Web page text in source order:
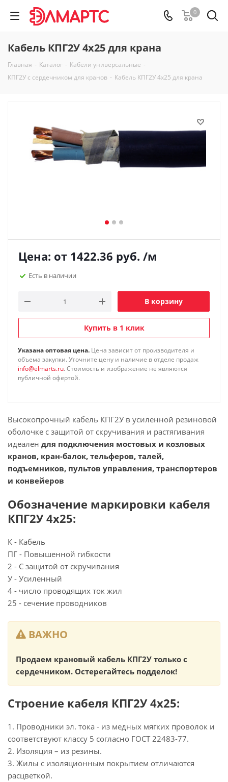
0
Кабель КПГ2У 4х25 для крана
Главная - Каталог - Кабели универсальные -
КПГ2У с сердечником для кранов - Кабель КПГ2У 4х25 для крана
Цена: от 1422.36 руб. /м
Есть в наличии
В корзину
Купить в 1 клик
Указана оптовая цена. Цена зависит от производителя и
объема закупки. Уточните цену и наличие в отделе продаж
info@elmarts.ru. Стоимость и изображение не являются
публичной офертой.
Высокопрочный кабель КПГ2У в усиленной резиновой
оболочке с защитой от скручивания и растягивания
идеален для подключения мостовых и козловых
кранов, кран-балок, тельферов, талей,
подъемников, пультов управления, транспортеров
и конвейеров
Обозначение маркировки кабеля
КПГ2У 4х25:
К - Кабель
ПГ - Повышенной гибкости
2 - С защитой от скручивания
У - Усиленный
4 - число проводящих ток жил
25 - сечение проводников
ВАЖНО
Продаем крановый кабель КПГ2У только с
сердечником. Остерегайтесь подделок!
Строение кабеля КПГ2У 4х25:
1. Проводники эл. тока - из медных мягких проволок и
соответствуют классу 5 согласно ГОСТ 22483-77.
2. Изоляция – из резины.
3. Жилы с изоляционным покрытием отличаются
расцветкой.